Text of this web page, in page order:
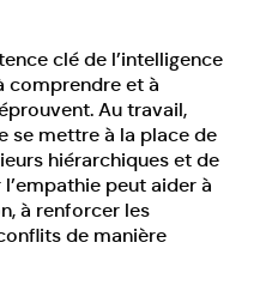
clé de l’intelligence
comprendre et à
Au travail,
se mettre à la place de
hiérarchiques et de
peut aider à
à renforcer les
de manière